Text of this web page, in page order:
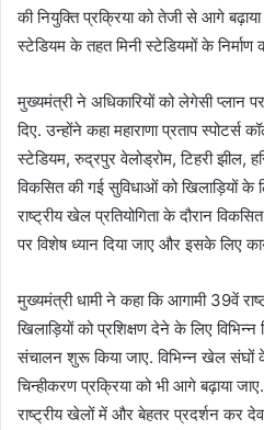
की नियुक्ति प्रक्रिया को तेजी से आगे
स्टेडियम के तहत मिनी स्टेडियमों के निर्माण
मुख्यमंत्री ने अधिकारियों को लेगेसी प्लान
दिए. उन्होंने कहा महाराणा प्रताप स्पोटर्स
स्टेडियम, रुद्रपुर वेलोड्रोम, टिहरी झील,
विकसित की गई सुविधाओं को खिलाड़ियों के
राष्ट्रीय खेल प्रतियोगिता के दौरान
पर विशेष ध्यान दिया जाए और इसके लिए
मुख्यमंत्री धामी ने कहा कि आगामी 39वें
खिलाड़ियों को प्रशिक्षण देने के लिए विभिन्न
संचालन शुरू किया जाए. विभिन्न खेल संघों
चिन्हीकरण प्रक्रिया को भी आगे बढ़ाया
राष्ट्रीय खेलों में और बेहतर प्रदर्शन कर